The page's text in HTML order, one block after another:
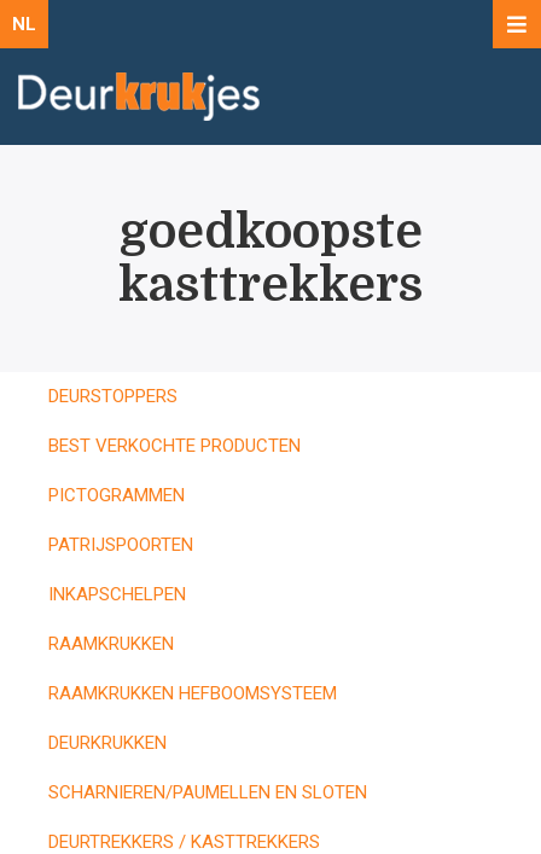
NL
goedkoopste
kasttrekkers
DEURSTOPPERS
BEST VERKOCHTE PRODUCTEN
PICTOGRAMMEN
PATRIJSPOORTEN
INKAPSCHELPEN
RAAMKRUKKEN
RAAMKRUKKEN HEFBOOMSYSTEEM
DEURKRUKKEN
SCHARNIEREN/PAUMELLEN EN SLOTEN
DEURTREKKERS / KASTTREKKERS